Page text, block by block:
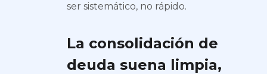
ser sistemático, no rápido.
La consolidación de
deuda suena limpia,